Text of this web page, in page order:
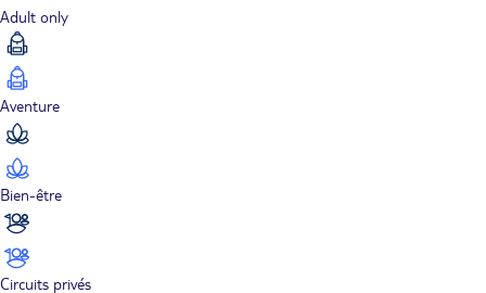
Adult only
Aventure
Bien-être
Circuits privés